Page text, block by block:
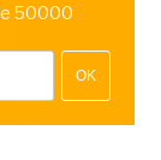
50000
OK